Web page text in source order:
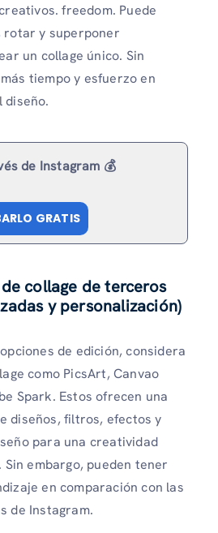
freedom. Puede
rotar y superponer
un collage único. Sin
tiempo y esfuerzo en
diseño.
de Instagram 💰
GRATIS
collage de terceros
y personalización)
de edición, considera
como PicsArt, Canvao
Spark. Estos ofrecen una
diseños, filtros, efectos y
para una creatividad
embargo, pueden tener
en comparación con las
de Instagram.